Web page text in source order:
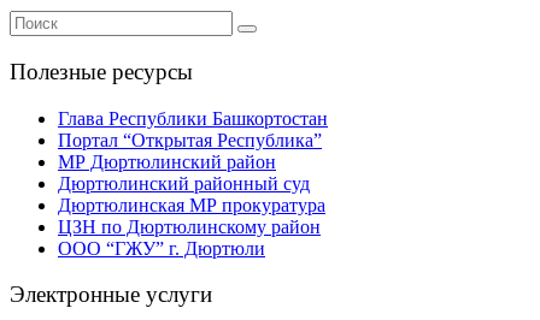
Полезные ресурсы
Глава Республики Башкортостан
Портал “Открытая Республика”
МР Дюртюлинский район
Дюртюлинский районный суд
Дюртюлинская МР прокуратура
ЦЗН по Дюртюлинскому район
ООО “ГЖУ” г. Дюртюли
Электронные услуги